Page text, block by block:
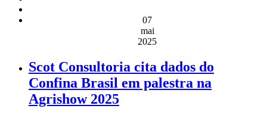
07
mai
2025
Scot Consultoria cita dados do
Confina Brasil em palestra na
Agrishow 2025